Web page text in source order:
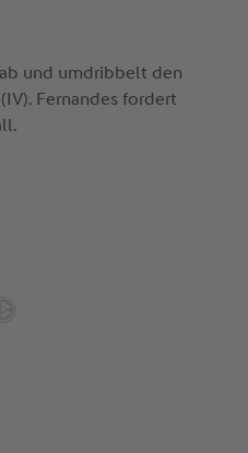
und umdribbelt den
Fernandes fordert